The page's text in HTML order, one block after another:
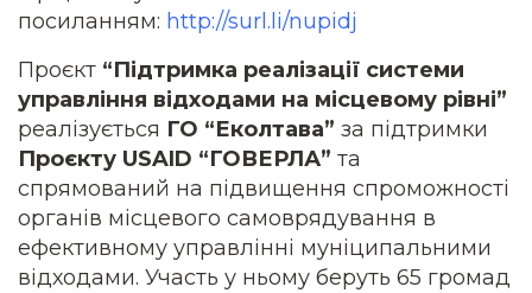
посиланням: http://surl.li/nupidj
Проєкт “Підтримка реалізації системи
управління відходами на місцевому рівні”
реалізується ГО “Еколтава” за підтримки
Проєкту USAID “ГОВЕРЛА” та
спрямований на підвищення спроможності
органів місцевого самоврядування в
ефективному управлінні муніципальними
відходами. Участь у ньому беруть 65 громад